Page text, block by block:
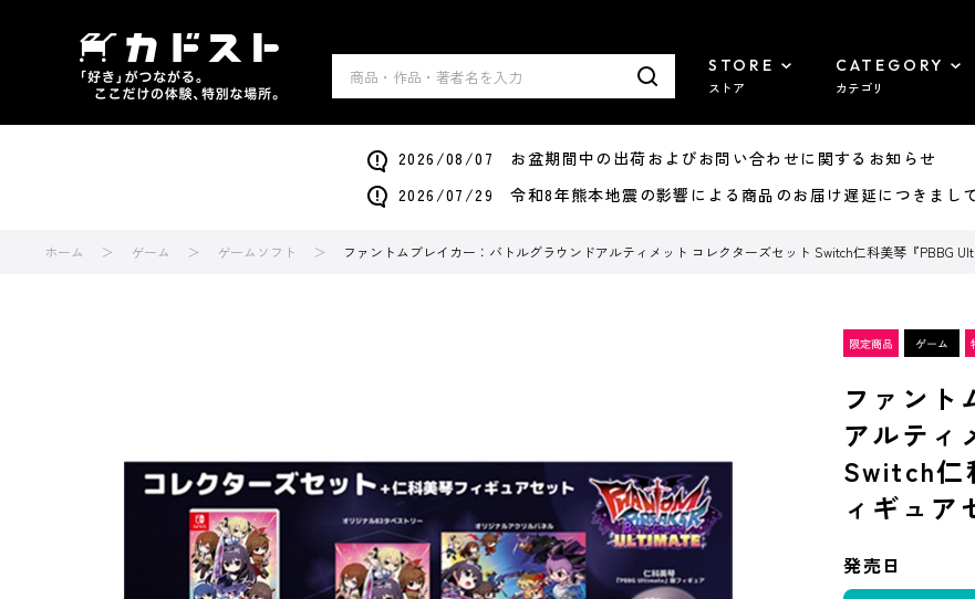
STORE
ストア
CATEGORY
カテゴリ
2026/08/07 お盆期間中の出荷およびお問い合わせに関するお知らせ
2026/07/29 令和8年熊本地震の影響による商品のお届け遅延につきまして
ホーム ゲーム ゲームソフト ファントムブレイカー：バトルグラウンドアルティメット コレクターズセット Switch仁科美琴『PBBG
ファント
アルティ
Switch仁
ィギュア
発売日